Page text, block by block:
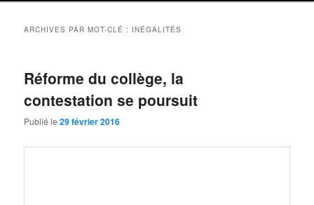
ARCHIVES PAR MOT-CLÉ : INÉGALITÉS
Réforme du collège, la
contestation se poursuit
Publié le29 février 2016